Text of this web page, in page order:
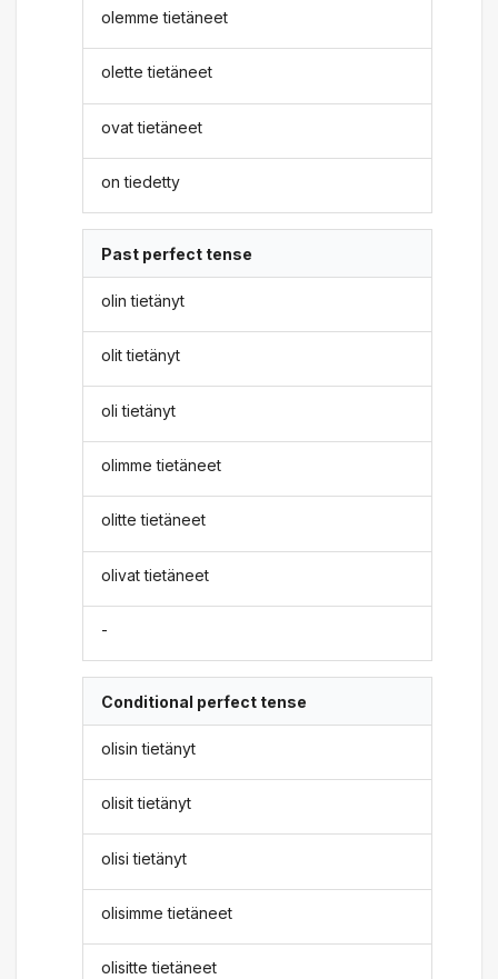
olemme tietäneet
olette tietäneet
ovat tietäneet
on tiedetty
Past perfect tense
olin tietänyt
olit tietänyt
oli tietänyt
olimme tietäneet
olitte tietäneet
olivat tietäneet
-
Conditional perfect tense
olisin tietänyt
olisit tietänyt
olisi tietänyt
olisimme tietäneet
olisitte tietäneet